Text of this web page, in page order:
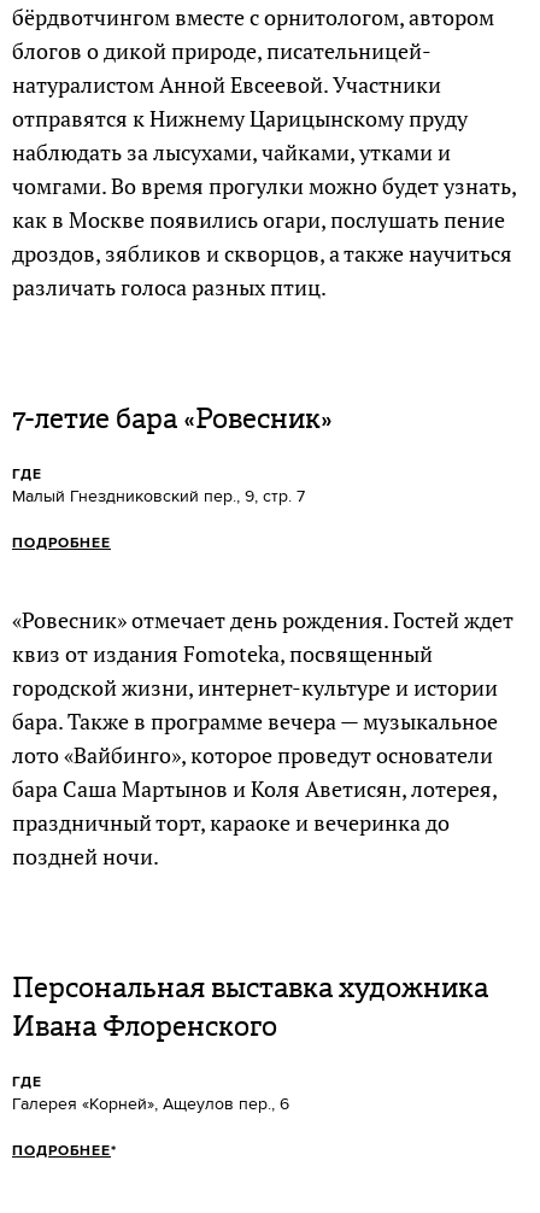
бёрдвотчингом вместе с орнитологом, автором
блогов о дикой природе, писательницей-
натуралистом Анной Евсеевой. Участники
отправятся к Нижнему Царицынскому пруду
наблюдать за лысухами, чайками, утками и
чомгами. Во время прогулки можно будет узнать,
как в Москве появились огари, послушать пение
дроздов, зябликов и скворцов, а также научиться
различать голоса разных птиц.
7-летие бара «Ровесник»
ГДЕ
Малый Гнездниковский пер., 9, стр. 7
ПОДРОБНЕЕ
«Ровесник» отмечает день рождения. Гостей ждет
квиз от издания Fomoteka, посвященный
городской жизни, интернет-культуре и истории
бара. Также в программе вечера — музыкальное
лото «Вайбинго», которое проведут основатели
бара Саша Мартынов и Коля Аветисян, лотерея,
праздничный торт, караоке и вечеринка до
поздней ночи.
Персональная выставка художника
Ивана Флоренского
ГДЕ
Галерея «Корней», Ащеулов пер., 6
ПОДРОБНЕЕ*